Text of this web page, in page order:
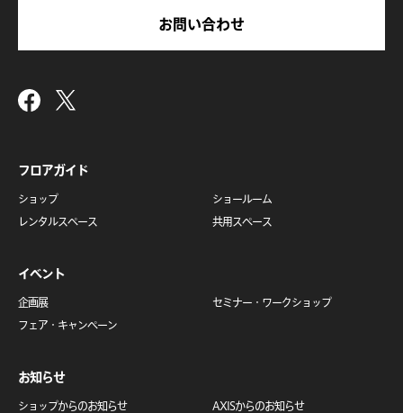
お問い合わせ
フロアガイド
ショップ ショールーム
レンタルスペース 共用スペース
イベント
企画展 セミナー・ ワークショップ
フェア・キャンペーン
お知らせ
ショップからのお知らせ AXISからのお知らせ